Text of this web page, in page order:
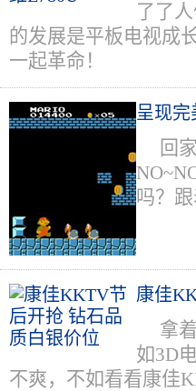
了了
的发展是平板电视成
一起革命！
呈现
回
吗？
康佳
拿
如3D
不爽，不如看看康佳